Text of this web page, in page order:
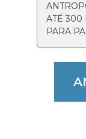
ATÉ 300
PARA